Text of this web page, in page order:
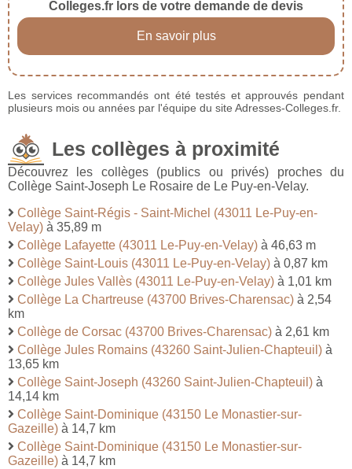
Colleges.fr lors de votre demande de devis
En savoir plus
Les services recommandés ont été testés et approuvés pendant
plusieurs mois ou années par l'équipe du site Adresses-Colleges.fr.
Les collèges à proximité
Découvrez les collèges (publics ou privés) proches du
Collège Saint-Joseph Le Rosaire de Le Puy-en-Velay.
Collège Saint-Régis - Saint-Michel (43011 Le-Puy-en-
Velay) à 35,89 m
Collège Lafayette (43011 Le-Puy-en-Velay) à 46,63 m
Collège Saint-Louis (43011 Le-Puy-en-Velay) à 0,87 km
Collège Jules Vallès (43011 Le-Puy-en-Velay) à 1,01 km
Collège La Chartreuse (43700 Brives-Charensac) à 2,54
km
Collège de Corsac (43700 Brives-Charensac) à 2,61 km
Collège Jules Romains (43260 Saint-Julien-Chapteuil) à
13,65 km
Collège Saint-Joseph (43260 Saint-Julien-Chapteuil) à
14,14 km
Collège Saint-Dominique (43150 Le Monastier-sur-
Gazeille) à 14,7 km
Collège Saint-Dominique (43150 Le Monastier-sur-
Gazeille) à 14,7 km